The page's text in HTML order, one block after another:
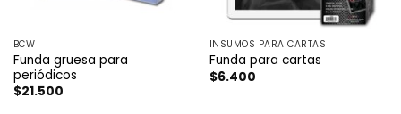
BCW
Funda gruesa para
periódicos
$21.500
INSUMOS PARA CARTAS
Funda para cartas
$6.400